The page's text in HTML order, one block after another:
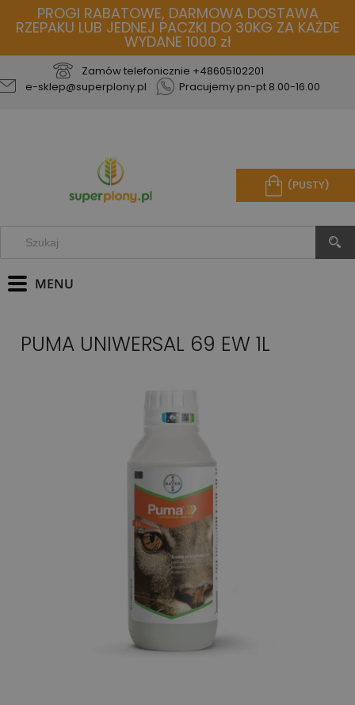
PROGI RABATOWE, DARMOWA DOSTAWA
RZEPAKU LUB JEDNEJ PACZKI DO 30KG ZA KAŻDE
WYDANE 1000 zł
Zamów telefonicznie +48605102201
e-sklep@superplony.pl
Pracujemy pn-pt 8.00-16.00
(PUSTY)
PUMA UNIWERSAL 69 EW 1L